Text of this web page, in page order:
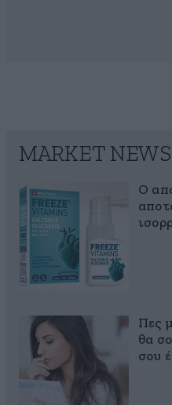
MARKET NEWS
Ο
Πες
θα
σου